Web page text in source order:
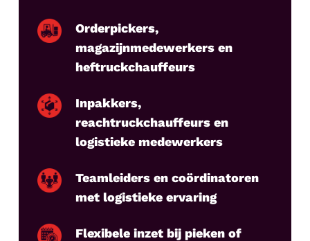
Orderpickers,
magazijnmedewerkers en
heftruckchauffeurs
Inpakkers,
reachtruckchauffeurs en
logistieke medewerkers
Teamleiders en coördinatoren
met logistieke ervaring
Flexibele inzet bij pieken of